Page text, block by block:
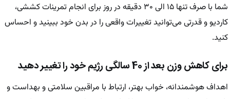
شما با صرف تنها ۱۵ الی ۳۰ دقیقه در روز برای انجام تمرینات کششی،
کاردیو و قدرتی می‌توانید تغییرات واقعی را در بدن خود ببینید و احساس
کنید.
برای کاهش وزن بعد از 40 سالگی رژیم خود را تغییر دهید
اهداف هوشمندانه، خواب بهتر، ارتباط با مراقبین سلامتی و بهداست و